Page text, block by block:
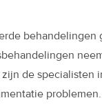
behandelingen
de specialisten
problemen.